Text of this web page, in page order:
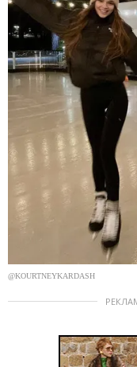
@KOURTNEYKARDASH